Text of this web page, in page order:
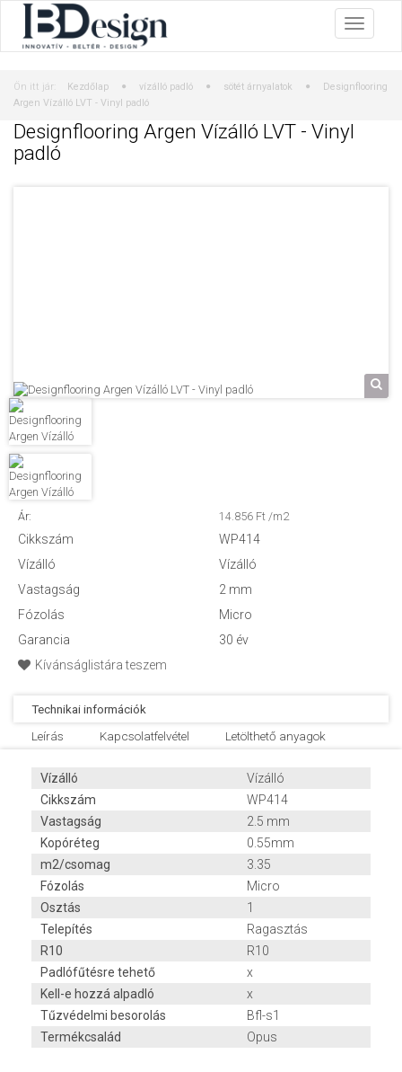
Ön itt jár: Kezdőlap vízálló padló sötét árnyalatok
Designflooring
Argen Vízálló LVT - Vinyl padló
Designflooring Argen Vízálló LVT - Vinyl
padló
Ár: 14.856 Ft /m2
Cikkszám
WP414
Vízálló
Vízálló
Vastagság
2 mm
Fózolás
Micro
Garancia
30 év
Kívánságlistára teszem
Technikai információk
Leírás
Kapcsolatfelvétel Letölthető anyagok
Vízálló
Vízálló
Cikkszám
WP414
Vastagság
2.5 mm
Kopóréteg
0.55mm
m2/csomag
3.35
Fózolás
Micro
Osztás
1
Telepítés
Ragasztás
R10
R10
Padlófűtésre tehető
x
Kell-e hozzá alpadló
x
Tűzvédelmi besorolás
Bfl-s1
Termékcsalád
Opus